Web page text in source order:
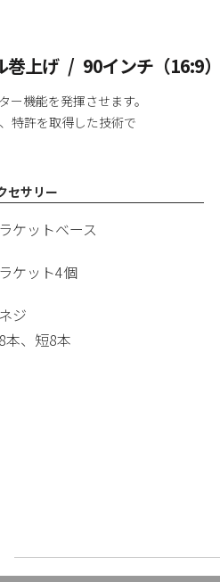
巻上げ / 90インチ（16:9）
ー機能を発揮させます。
特許を取得した技術で
セサリー
ケットベース
ケット4個
ジ
本、短8本